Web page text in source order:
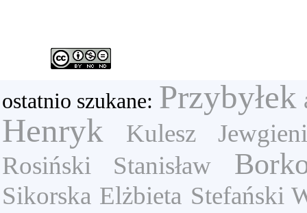
ostatnio szukane: Przybyłek
Henryk
Kulesz
Rosiński Stanisław
Sikorska Elżbieta Stefański